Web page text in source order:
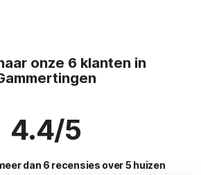
onze 6 klanten in
4.4/5
dan 6 recensies over 5 huizen